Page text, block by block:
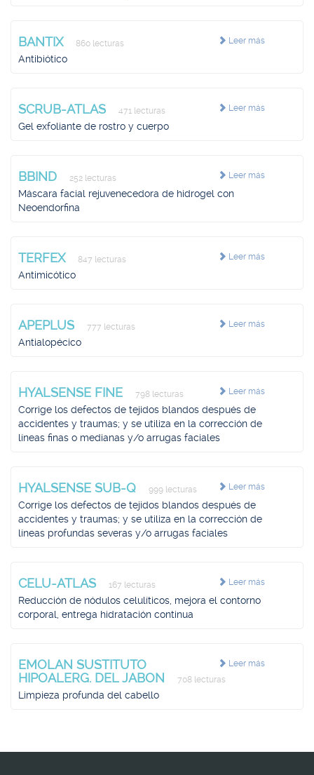
Leer más
BANTIX 860 lecturas
Antibiótico
Leer más
SCRUB-ATLAS 471 lecturas
Gel exfoliante de rostro y cuerpo
Leer más
BBIND 252 lecturas
Máscara facial rejuvenecedora de hidrogel con
Neoendorfina
Leer más
TERFEX 847 lecturas
Antimicótico
Leer más
APEPLUS 777 lecturas
Antialopécico
Leer más
HYALSENSE FINE 798 lecturas
Corrige los defectos de tejidos blandos después de
accidentes y traumas; y se utiliza en la corrección de
líneas finas o medianas y/o arrugas faciales
Leer más
HYALSENSE SUB-Q 999 lecturas
Corrige los defectos de tejidos blandos después de
accidentes y traumas; y se utiliza en la corrección de
líneas profundas severas y/o arrugas faciales
Leer más
CELU-ATLAS 167 lecturas
Reducción de nódulos celulíticos, mejora el contorno
corporal, entrega hidratación continua
Leer más
EMOLAN SUSTITUTO
HIPOALERG. DEL JABON
708 lecturas
Limpieza profunda del cabello